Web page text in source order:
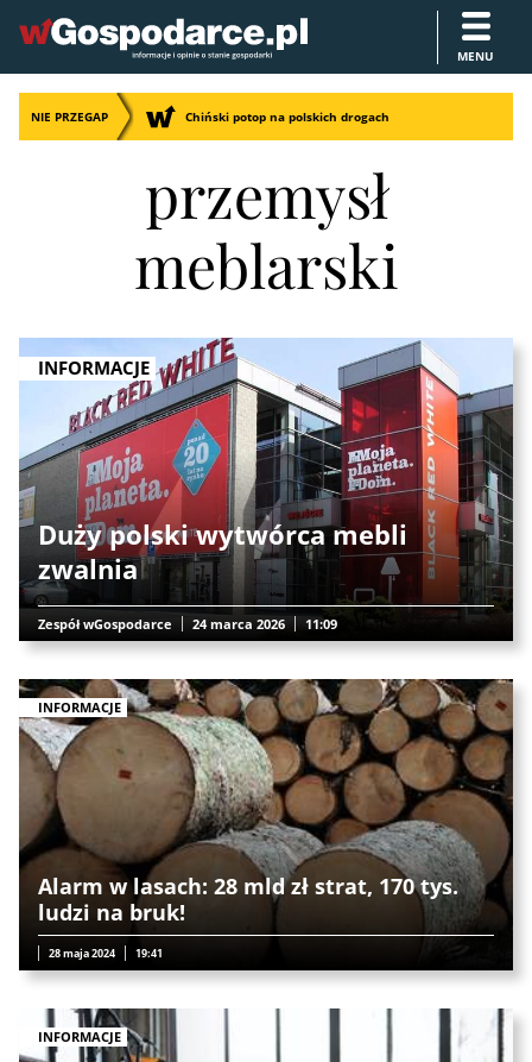
MENU
NIE PRZEGAP Chiński potop na polskich drogach
przemysł
meblarski
INFORMACJE
Duży polski wytwórca mebli
zwalnia
Zespół wGospodarce 24 marca 2026 11:09
INFORMACJE
Alarm w lasach: 28 mld zł strat, 170 tys.
ludzi na bruk!
28 maja 2024 19:41
INFORMACJE